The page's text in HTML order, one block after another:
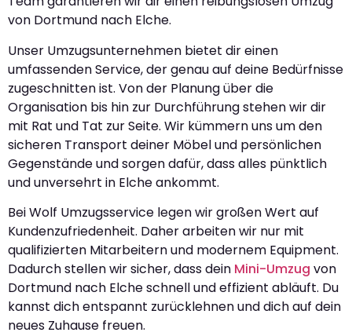
von Dortmund nach Elche.
Unser Umzugsunternehmen bietet dir einen
umfassenden Service, der genau auf deine Bedürfnisse
zugeschnitten ist. Von der Planung über die
Organisation bis hin zur Durchführung stehen wir dir
mit Rat und Tat zur Seite. Wir kümmern uns um den
sicheren Transport deiner Möbel und persönlichen
Gegenstände und sorgen dafür, dass alles pünktlich
und unversehrt in Elche ankommt.
Bei Wolf Umzugsservice legen wir großen Wert auf
Kundenzufriedenheit. Daher arbeiten wir nur mit
qualifizierten Mitarbeitern und modernem Equipment.
Dadurch stellen wir sicher, dass dein Mini-Umzug von
Dortmund nach Elche schnell und effizient abläuft. Du
kannst dich entspannt zurücklehnen und dich auf dein
neues Zuhause freuen.